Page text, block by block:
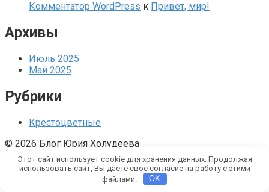
Комментатор WordPress к Привет, мир!
Архивы
Июль 2025
Май 2025
Рубрики
Крестоцветные
© 2026 Блог Юрия Холудеева
Политика конфиденциальности Контакты Карта сайта
Этот сайт использует cookie для хранения данных. Продолжая
использовать сайт, Вы даете свое согласие на работу с этими
файлами.
OK